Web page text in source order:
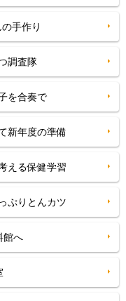
手作り
調査隊
を合奏で
新年度の準備
える保健学習
ぷりとんカツ
館へ